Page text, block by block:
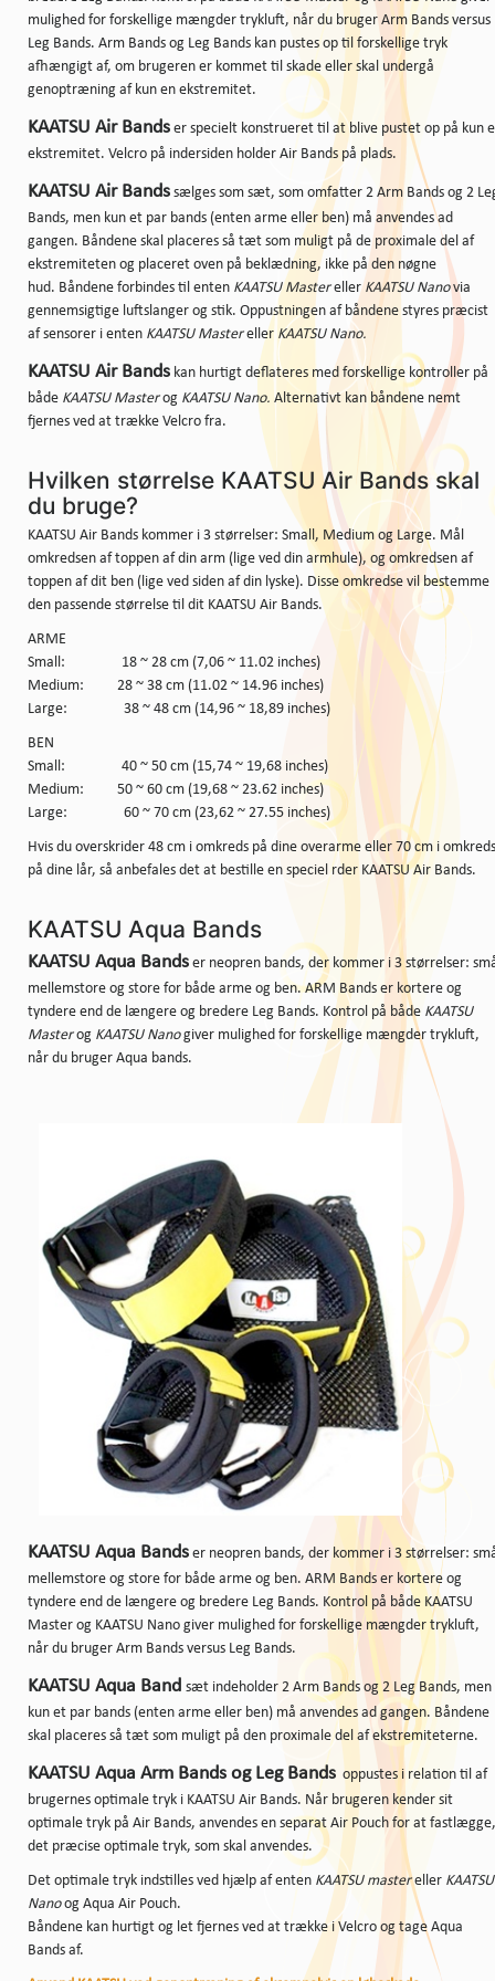
mulighed for forskellige mængder trykluft, når du bruger Arm Bands versus
Leg Bands. Arm Bands og Leg Bands kan pustes op til forskellige tryk
afhængigt af, om brugeren er kommet til skade eller skal undergå
genoptræning af kun en ekstremitet.
KAATSU Air Bands er specielt konstrueret til at blive pustet op på kun
ekstremitet. Velcro på indersiden holder Air Bands på plads.
KAATSU Air Bands sælges som sæt, som omfatter 2 Arm Bands og 2
Bands, men kun et par bands (enten arme eller ben) må anvendes ad
gangen. Båndene skal placeres så tæt som muligt på de proximale del af
ekstremiteten og placeret oven på beklædning, ikke på den nøgne
hud. Båndene forbindes til enten KAATSU MasterellerKAATSU Nanovia
gennemsigtige luftslanger og stik. Oppustningen af båndene styres præcist
af sensorer i enten KAATSU Mastereller KAATSU Nano.
KAATSU Air Bands kan hurtigt deflateres med forskellige kontroller på
både KAATSU Masterog KAATSU Nano. Alternativt kan båndene nemt
fjernes ved at trække Velcro fra.
Hvilken størrelse KAATSU Air Bands skal
du bruge?
KAATSU Air Bands kommer i 3 størrelser: Small, Medium og Large. Mål
omkredsen af ​​toppen af ​​din arm (lige ved din armhule), og omkredsen af ​​
toppen af ​​dit ben (lige ved siden af ​​din lyske). Disse omkredse vil bestemme
den passende størrelse til dit KAATSU Air Bands.
ARME
Small: 18 ~ 28 cm (7,06 ~ 11.02 inches)
Medium: 28 ~ 38 cm (11.02 ~ 14.96 inches)
Large: 38 ~ 48 cm (14,96 ~ 18,89 inches)
BEN
Small: 40 ~ 50 cm (15,74 ~ 19,68 inches)
Medium: 50 ~ 60 cm (19,68 ~ 23.62 inches)
Large: 60 ~ 70 cm (23,62 ~ 27.55 inches)
Hvis du overskrider 48 cm i omkreds på dine overarme eller 70 cm i omkreds
på dine lår, så anbefales det at bestille en speciel rder KAATSU Air Bands.
KAATSU Aqua Bands
KAATSU Aqua Bands er neopren bands, der kommer i 3 størrelser:
mellemstore og store for både arme og ben. ARM Bands er kortere og
tyndere end de længere og bredere Leg Bands. Kontrol på både KAATSU
Masterog KAATSU Nanogiver mulighed for forskellige mængder trykluft,
når du bruger Aqua bands.
KAATSU Aqua Bands er neopren bands, der kommer i 3 størrelser:
mellemstore og store for både arme og ben. ARM Bands er kortere og
tyndere end de længere og bredere Leg Bands. Kontrol på både KAATSU
Master og KAATSU Nano giver mulighed for forskellige mængder trykluft,
når du bruger Arm Bands versus Leg Bands.
KAATSU Aqua Band sæt indeholder 2 Arm Bands og 2 Leg Bands, men
kun et par bands (enten arme eller ben) må anvendes ad gangen. Båndene
skal placeres så tæt som muligt på den proximale del af ekstremiteterne.
KAATSU Aqua Arm Bands og Leg Bands oppustes i relation til af
brugernes optimale tryk i KAATSU Air Bands. Når brugeren kender sit
optimale tryk på Air Bands, anvendes en separat Air Pouch for at fastlægge,
det præcise optimale tryk, som skal anvendes.
Det optimale tryk indstilles ved hjælp af enten KAATSU mastereller KAATSU
Nanoog Aqua Air Pouch.
Båndene kan hurtigt og let fjernes ved at trække i Velcro og tage Aqua
Bands af.